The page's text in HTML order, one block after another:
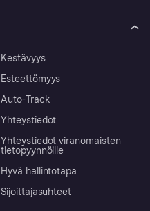
Kestävyys
Esteettömyys
Auto-Track
Yhteystiedot
Yhteystiedot viranomaisten
tietopyynnöille
Hyvä hallintotapa
Sijoittajasuhteet